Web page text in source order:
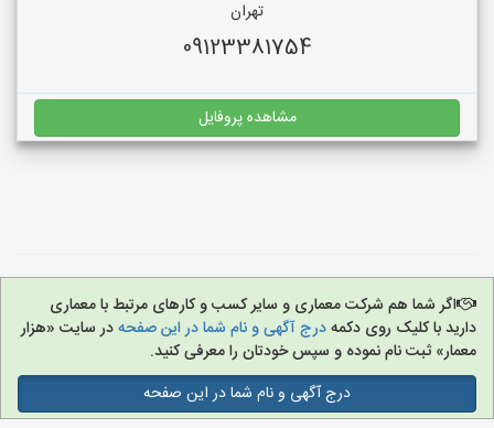
تهران
09123381754
مشاهده پروفایل
اگر شما هم شرکت معماری و سایر کسب و کارهای مرتبط با معماری
دارید با کلیک روی دکمهدرج آگهی و نام شما در این صفحهدر سایت «هزار
معمار» ثبت نام نموده و سپس خودتان را معرفی کنید.
درج آگهی و نام شما در این صفحه